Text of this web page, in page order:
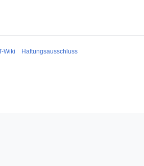
Wiki Haftungsausschluss